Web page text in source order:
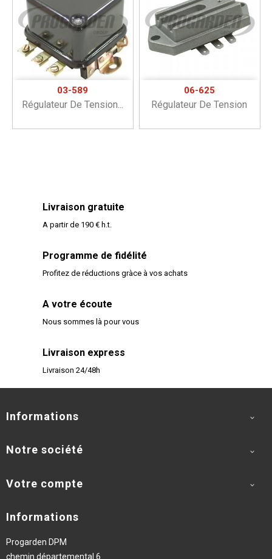
03-589
Régulateur De Tension...
06-625
Régulateur De Tension
Livraison gratuite
A partir de 190 € h.t.
Programme de fidélité
Profitez de réductions gràce à vos achats
A votre écoute
Nous sommes là pour vous
Livraison express
Livraison 24/48h
Informations 
Notre société 
Votre compte 
Informations
Progarden DPM
chemin départemental 6